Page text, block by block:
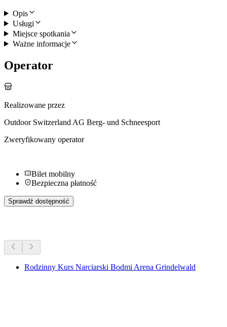
Opis
Usługi
Miejsce spotkania
Ważne informacje
Operator
Realizowane przez
Outdoor Switzerland AG Berg- und Schneesport
Zweryfikowany operator
Bilet mobilny
Bezpieczna płatność
Sprawdź dostępność
Rodzinny Kurs Narciarski Bodmi Arena Grindelwald